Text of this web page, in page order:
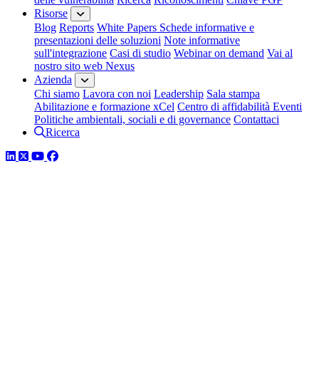
Risorse
Blog Reports White Papers Schede informative e
presentazioni delle soluzioni Note informative
sull'integrazione Casi di studio Webinar on demand Vai al
nostro sito web Nexus
Azienda
Chi siamo Lavora con noi Leadership Sala stampa
Abilitazione e formazione xCel Centro di affidabilità Eventi
Politiche ambientali, sociali e di governance Contattaci
Ricerca
LinkedIn
TwitterYouTube
Facebook